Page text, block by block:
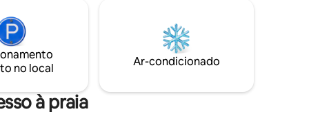
pode
areias
andar
reunião dentro e fora, nova cozinha e
seus próprios caiaques para explorar a
área. Desfrute do pôr do sol e da vista
para o lago da banheira de
enquanto grelha no gás Weber grelha.
no local
Ar-condicionado
à praia